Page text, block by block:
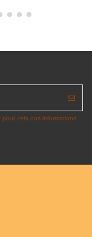
pour cela nos informations